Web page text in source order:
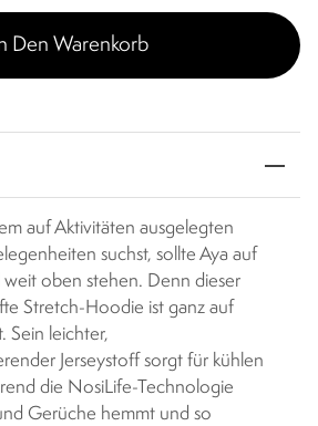
Den Warenkorb
auf Aktivitäten ausgelegten
suchst, sollte Aya auf
oben stehen. Denn dieser
Stretch-Hoodie ist ganz auf
Sein leichter,
Jerseystoff sorgt für kühlen
die NosiLife-Technologie
Gerüche hemmt und so